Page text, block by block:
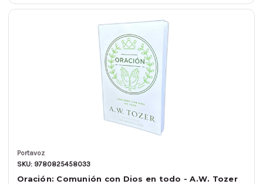
Portavoz
SKU: 9780825458033
Oración: Comunión con Dios en todo - A.W. Tozer